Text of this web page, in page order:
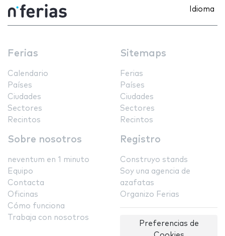
Idioma
Ferias
Calendario
Países
Ciudades
Sectores
Recintos
Sitemaps
Ferias
Países
Ciudades
Sectores
Recintos
Sobre nosotros
neventum en 1 minuto
Equipo
Contacta
Oficinas
Cómo funciona
Trabaja con nosotros
Registro
Construyo stands
Soy una agencia de
azafatas
Organizo Ferias
Preferencias de